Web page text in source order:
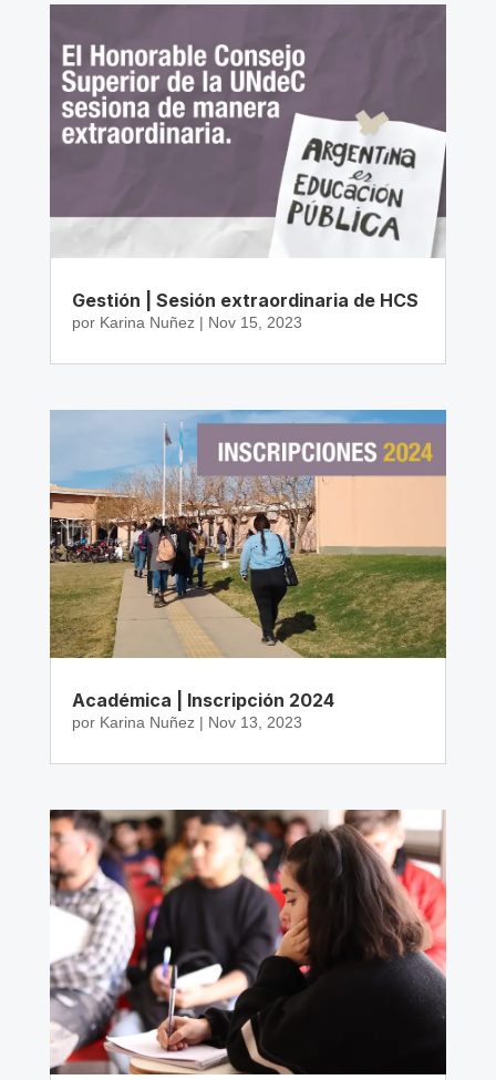
Gestión | Sesión extraordinaria de HCS
por Karina Nuñez| Nov 15, 2023
Académica | Inscripción 2024
por Karina Nuñez| Nov 13, 2023